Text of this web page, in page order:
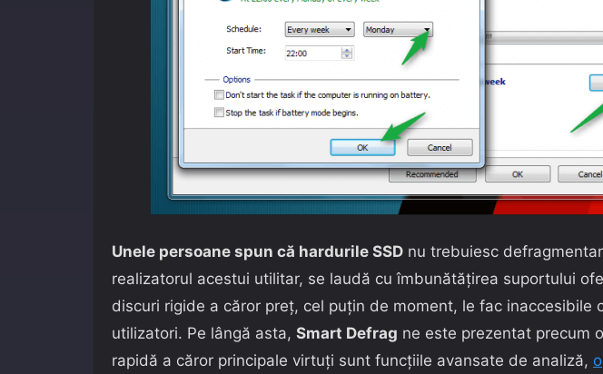
Unele persoane spun că hardurile SSD nu trebuiesc
realizatorul acestui utilitar, se laudă cu îmbunătăţirea suportului
discuri rigide a căror preţ, cel puţin de moment, le fac inaccesibile
utilizatori. Pe lângă asta, Smart Defrag ne este prezentat precum
rapidă a căror principale virtuţi sunt funcţiile avansate de analiză,